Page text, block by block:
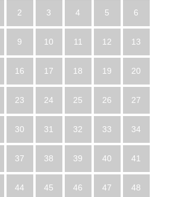
2 3 4 5 6
9 10 11 12 13
16 17 18 19 20
23 24 25 26 27
30 31 32 33 34
37 38 39 40 41
44 45 46 47 48